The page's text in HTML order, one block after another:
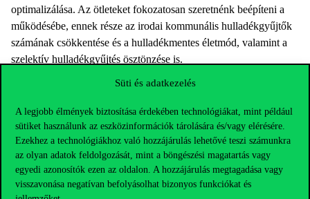
Süti és adatkezelés
A legjobb élmények biztosítása érdekében technológiákat, mint például
sütiket használunk az eszközinformációk tárolására és/vagy elérésére.
Ezekhez a technológiákhoz való hozzájárulás lehetővé teszi számunkra
az olyan adatok feldolgozását, mint a böngészési magatartás vagy
egyedi azonosítók ezen az oldalon. A hozzájárulás megtagadása vagy
visszavonása negatívan befolyásolhat bizonyos funkciókat és
optimalizálása. Az ötleteket fokozatosan szeretnénk beépíteni a
működésébe, ennek része az irodai kommunális hulladékgyűjtők
számának csökkentése és a hulladékmentes életmód, valamint a
szelektív hulladékgyűjtés ösztönzése is.
A Budapesti Corvinus Egyetem elkötelezett a közösségi
működés iránt, a számottevő változás eléréséhez ugyanis közös
cselekvésre van szükség.